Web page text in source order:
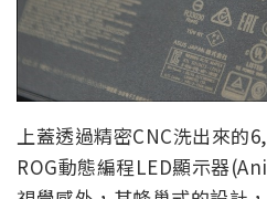
上蓋透過精密CNC洗出來的
ROG動態編程LED顯示器